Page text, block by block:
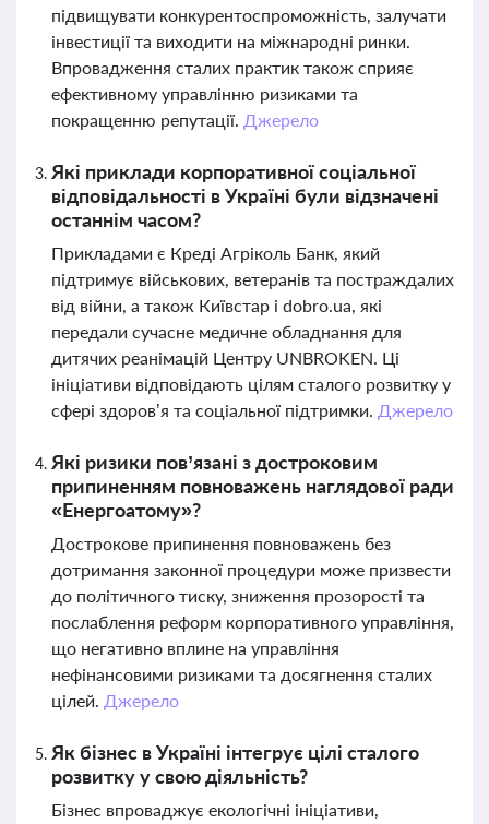
підвищувати конкурентоспроможність, залучати
інвестиції та виходити на міжнародні ринки.
Впровадження сталих практик також сприяє
ефективному управлінню ризиками та
покращенню репутації. Джерело
Які приклади корпоративної соціальної
відповідальності в Україні були відзначені
останнім часом?
Прикладами є Креді Агріколь Банк, який
підтримує військових, ветеранів та постраждалих
від війни, а також Київстар і dobro.ua, які
передали сучасне медичне обладнання для
дитячих реанімацій Центру UNBROKEN. Ці
ініціативи відповідають цілям сталого розвитку у
сфері здоров’я та соціальної підтримки. Джерело
Які ризики пов’язані з достроковим
припиненням повноважень наглядової ради
«Енергоатому»?
Дострокове припинення повноважень без
дотримання законної процедури може призвести
до політичного тиску, зниження прозорості та
послаблення реформ корпоративного управління,
що негативно вплине на управління
нефінансовими ризиками та досягнення сталих
цілей. Джерело
Як бізнес в Україні інтегрує цілі сталого
розвитку у свою діяльність?
Бізнес впроваджує екологічні ініціативи,